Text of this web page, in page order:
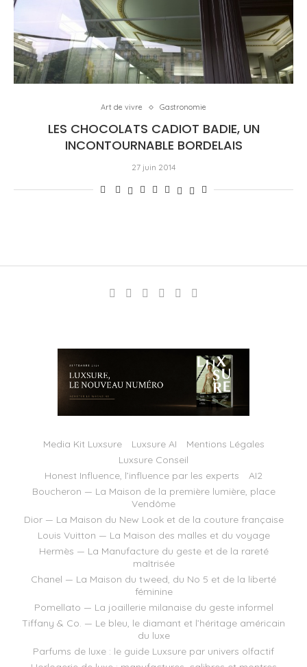
Art de vivre Gastronomie
LES CHOCOLATS CADIOT BADIE, UN
INCONTOURNABLE BORDELAIS
27 juin 2014
Media Kit Luxsure Luxsure AI
Mentions Légales
Luxsure Conseil
Honest Influence, l’influence par les experts
AI2
Boucheron — La Maison de la première lumière, place
Vendôme
Dior — La Maison du New Look et de la couture française
Louis Vuitton — La Maison des malles et du voyage
Hermès — La Manufacture du geste et de la rareté
maîtrisée
Chanel — La Maison du tweed, du No 5 et de la liberté
féminine
Pomellato — La joaillerie milanaise du geste informel
Tiffany & Co. — Le bleu, le diamant et l’héritage américain
du luxe
Parfums de luxe : le guide Luxsure par univers olfactif